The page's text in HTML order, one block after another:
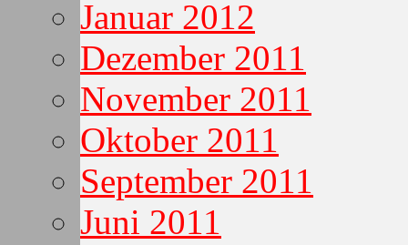
Januar 2012
Dezember 2011
November 2011
Oktober 2011
September 2011
Juni 2011